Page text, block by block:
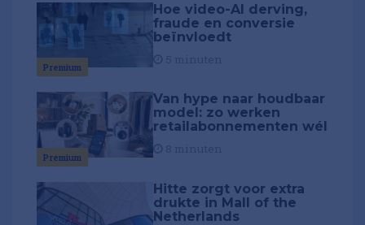
Premium
Hoe video-AI derving,
fraude en conversie
beïnvloedt
Premium
Van hype naar houdbaar
model: zo werken
retailabonnementen wél
Hitte zorgt voor extra
drukte in Mall of the
Netherlands